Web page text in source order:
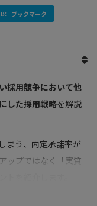
ブックマーク
採用競争において他
した採用戦略を解説
まう、内定承諾率が
ップではなく「実質